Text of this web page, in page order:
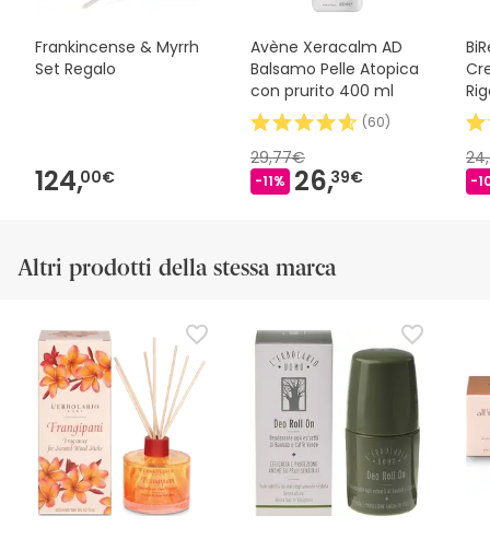
Frankincense & Myrrh
Set Regalo
124,00€
Avène Xeracalm AD
Balsamo Pelle Atopica
con prurito 400 ml
(60)
29,77€
-11% 26,39€ -
Altri prodotti della stessa marca